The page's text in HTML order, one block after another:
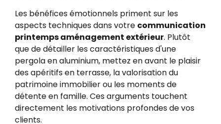
Les bénéfices émotionnels priment sur les
aspects techniques dans votre communication
printemps aménagement extérieur. Plutôt
que de détailler les caractéristiques d'une
pergola en aluminium, mettez en avant le plaisir
des apéritifs en terrasse, la valorisation du
patrimoine immobilier ou les moments de
détente en famille. Ces arguments touchent
directement les motivations profondes de vos
clients.